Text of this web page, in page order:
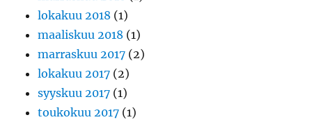
lokakuu 2018 (1)
maaliskuu 2018 (1)
marraskuu 2017 (2)
lokakuu 2017 (2)
syyskuu 2017 (1)
toukokuu 2017 (1)